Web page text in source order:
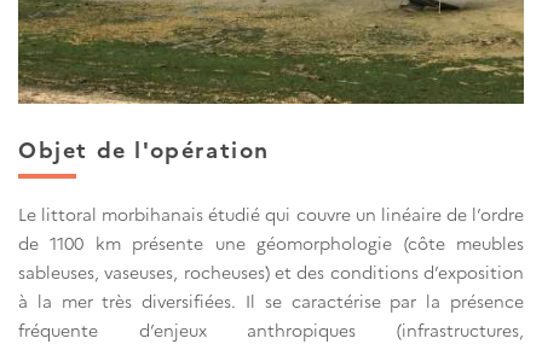
Objet de l'opération
Le littoral morbihanais étudié qui couvre un linéaire de l’ordre
de 1100 km présente une géomorphologie (côte meubles
sableuses, vaseuses, rocheuses) et des conditions d’exposition
à la mer très diversifiées. Il se caractérise par la présence
fréquente d’enjeux anthropiques (infrastructures,